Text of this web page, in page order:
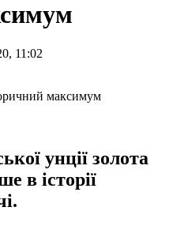
11:02
унції золота
в історії